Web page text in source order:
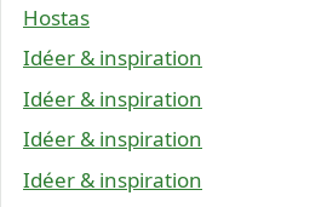
Hostas
Idéer & inspiration
Idéer & inspiration
Idéer & inspiration
Idéer & inspiration